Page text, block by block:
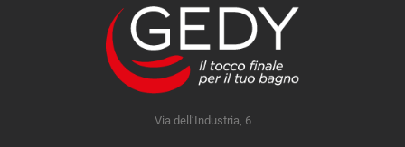
Via dell’Industria, 6